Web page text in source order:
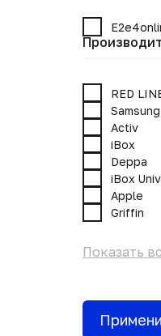
RED
Samsung
Activ
iBox
Deppa
iBox
Apple
Griffin
Показать